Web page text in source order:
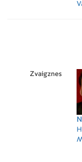
Zvaigznes